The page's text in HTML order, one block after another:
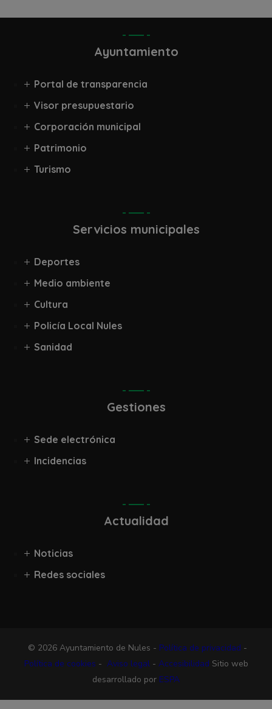
Ayuntamiento
Portal de transparencia
Visor presupuestario
Corporación municipal
Patrimonio
Turismo
Servicios municipales
Deportes
Medio ambiente
Cultura
Policía Local Nules
Sanidad
Gestiones
Sede electrónica
Incidencias
Actualidad
Noticias
Redes sociales
© 2026 Ayuntamiento de Nules - Política de privacidad -
Política de cookies - Aviso legal- Accesibilidad Sitio web
desarrollado por ESPA